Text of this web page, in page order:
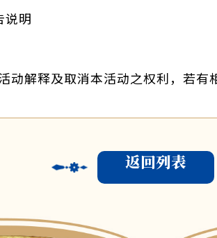
说明
动解释及取消本活动之权利，若
返回列表